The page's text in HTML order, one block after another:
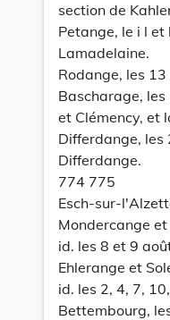
section de
Petange, le i l
Lamadelaine.
Rodange, les
Bascharage,
et Clémency, et
Differdange, les
Differdange.
774 775
Esch-sur-
Mondercange
id. les 8 et 9
Ehlerange et
id. les 2, 4, 7,
Bettembourg,